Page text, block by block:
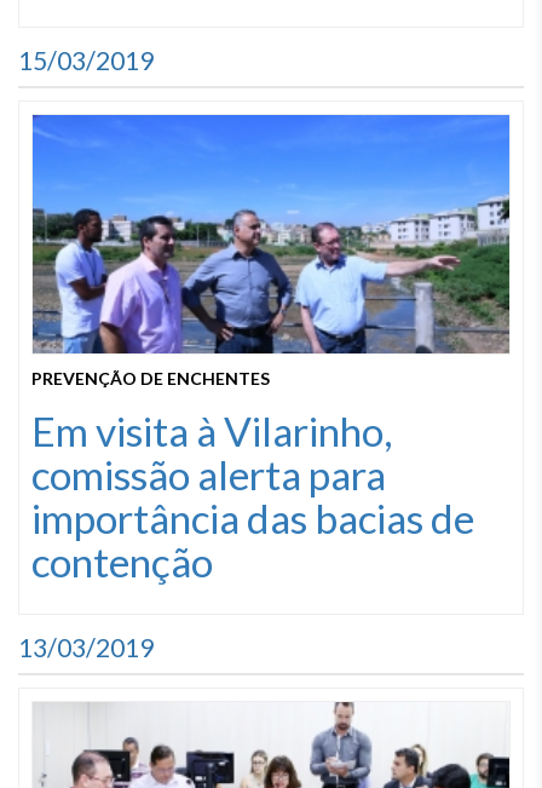
15/03/2019
PREVENÇÃO DE ENCHENTES
Em visita à Vilarinho,
comissão alerta para
importância das bacias de
contenção
13/03/2019